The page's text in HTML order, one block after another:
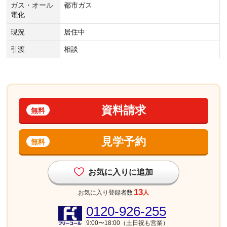
ガス・オール
電化
都市ガス
現況 居住中
引渡 相談
資料請求
無料
見学予約
無料
お気に入りに追加
お気に入り登録者数 13 人
0120-926-255
9:00〜18:00（土日祝も営業）